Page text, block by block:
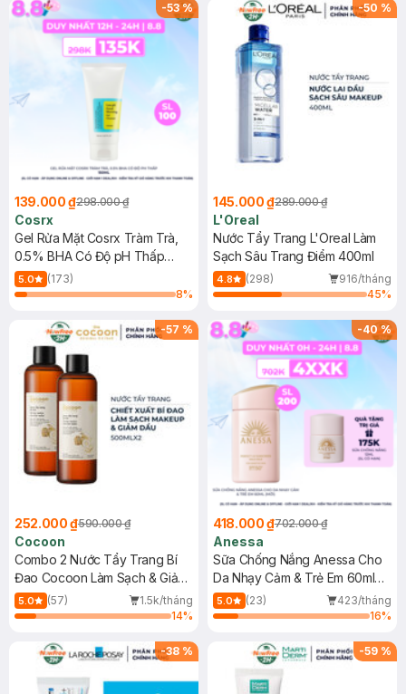
-53%
139.000 ₫298.000 ₫
Cosrx
Gel Rửa Mặt Cosrx Tràm Trà,
0.5% BHA Có Độ pH Thấp
150ml
5.0
(173)
8%
-50 %
145.000 ₫289.000 ₫
L'Oreal
Nước Tẩy Trang L'Oreal Làm
Sạch Sâu Trang Điểm 400ml
4.8 (298)
916/tháng
45%
-57 %
252.000 ₫590.000 ₫
Cocoon
Combo 2 Nước Tẩy Trang Bí
Đao Cocoon Làm Sạch & Giảm
Dầu 500ml
5.0 (57)
1.5k/tháng
14%
-40%
418.000 ₫702.000 ₫
Anessa
Sữa Chống Nắng Anessa Cho
Da Nhạy Cảm & Trẻ Em 60ml
(Mới)
5.0 (23)
423/tháng
16%
-38 % -59 %